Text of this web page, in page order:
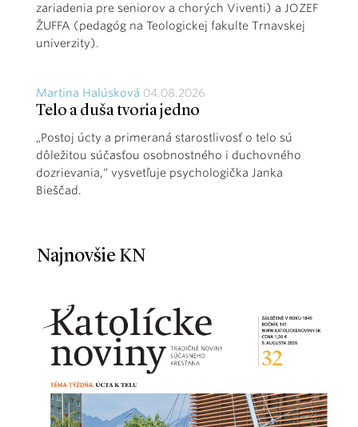
zariadenia pre seniorov a chorých Viventi) a JOZEF
ŽUFFA (pedagóg na Teologickej fakulte Trnavskej
univerzity).
Martina Halúsková 04.08.2026
Telo a duša tvoria jedno
„Postoj úcty a primeraná starostlivosť o telo sú
dôležitou súčasťou osobnostného i duchovného
dozrievania,“ vysvetľuje psychologička Janka
Bieščad.
Najnovšie KN